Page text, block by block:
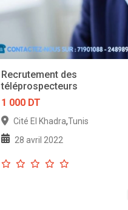
Recrutement des
téléprospecteurs
1 000 DT
Cité El Khadra,Tunis
28 avril 2022